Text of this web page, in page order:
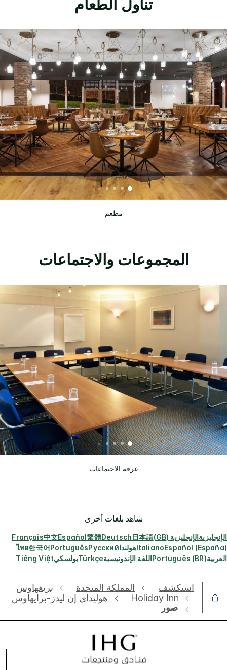
تناول الطعام
مطعم
المجموعات والاجتماعات
غرفة الاجتماعات
شاهد بلغات أخرى
الإنجليزيةالإنجليزية (GB) 日本語
Deutsch
繁體
Español
中文
Français
Español (España)
ItalianoهولنداРусский
Português
한국어
ไทย
العربيةPortuguês (BR)اللغة الإندونيسيةTürkçeبولسكيTiếng Việt
استكشف ‫‫المملكة المتحدة
بريغهاوس
Holiday Inn
هوليداي إن ليدز-برايهاوس
صور